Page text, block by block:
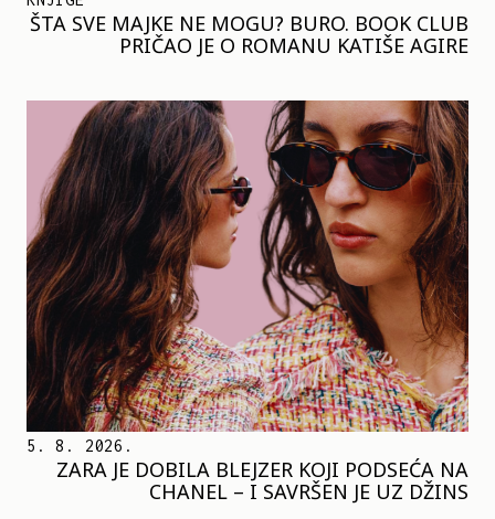
ŠTA SVE MAJKE NE MOGU? BURO. BOOK CLUB
PRIČAO JE O ROMANU KATIŠE AGIRE
5. 8. 2026.
ZARA JE DOBILA BLEJZER KOJI PODSEĆA NA
CHANEL – I SAVRŠEN JE UZ DŽINS